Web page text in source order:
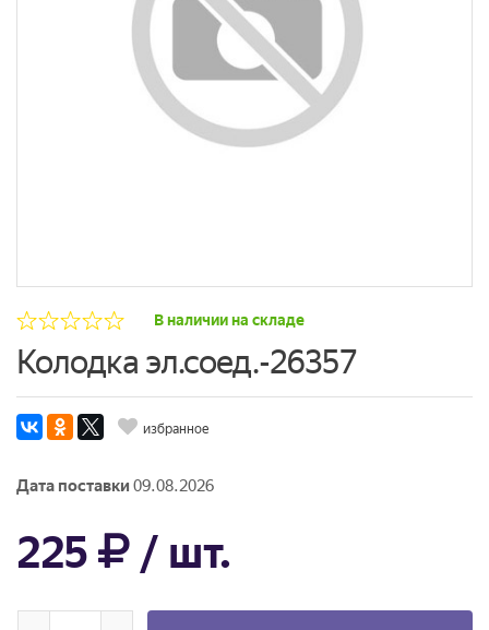
В наличии на складе
Колодка эл.соед.-26357
избранное
Дата поставки 09.08.2026
225 / шт.